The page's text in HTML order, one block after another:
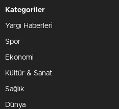
Kategoriler
Yargı Haberleri
Spor
Ekonomi
Kültür & Sanat
Sağlık
Dünya